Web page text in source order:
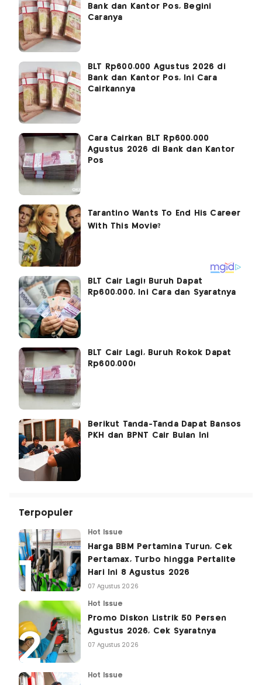
Bank dan Kantor Pos, Begini
Caranya
BLT Rp600.000 Agustus 2026 di
Bank dan Kantor Pos, Ini Cara
Cairkannya
Cara Cairkan BLT Rp600.000
Agustus 2026 di Bank dan Kantor
Pos
BLT Cair Lagi! Buruh Dapat
Rp600.000, Ini Cara dan Syaratnya
BLT Cair Lagi, Buruh Rokok Dapat
Rp600.000!
Berikut Tanda-Tanda Dapat Bansos
PKH dan BPNT Cair Bulan Ini
Terpopuler
Hot Issue
Harga BBM Pertamina Turun, Cek
Pertamax, Turbo hingga Pertalite
Hari Ini 8 Agustus 2026
07 Agustus 2026
Hot Issue
Promo Diskon Listrik 50 Persen
Agustus 2026, Cek Syaratnya
07 Agustus 2026
Hot Issue